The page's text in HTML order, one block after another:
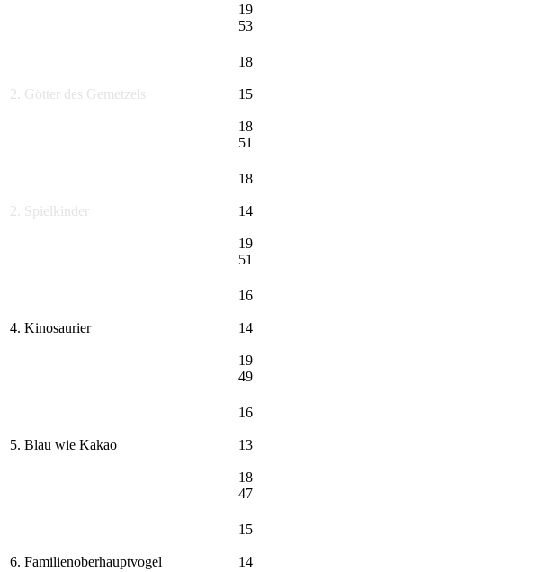
19
53
2. Götter des Gemetzels
18
15
18
51
2. Spielkinder
18
14
19
51
4. Kinosaurier
16
14
19
49
5. Blau wie Kakao
16
13
18
47
6. Familienoberhauptvogel
15
14